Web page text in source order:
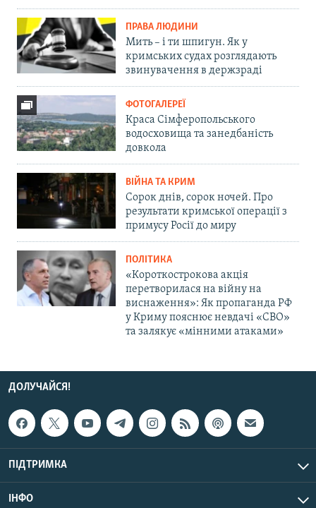
ПРАВА ЛЮДИНИ
Мить – і ти шпигун. Як у
кримських судах розглядають
звинувачення в держзраді
ФОТОГАЛЕРЕЇ
Краса Сімферопольського
водосховища та занедбаність
довкола
ВІЙНА ТА КРИМ
Сорок днів, сорок ночей. Про
результати кримської операції з
примусу Росії до миру
ПОЛІТИКА
«Короткострокова акція
перетворилася на війну на
виснаження»: Як пропаганда РФ
у Криму пояснює невдачі «СВО»
та залякує «мінними атаками»
ДОЛУЧАЙСЯ!
ПІДТРИМКА
ІНФО